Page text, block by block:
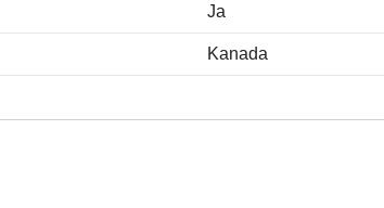
Ja
Kanada